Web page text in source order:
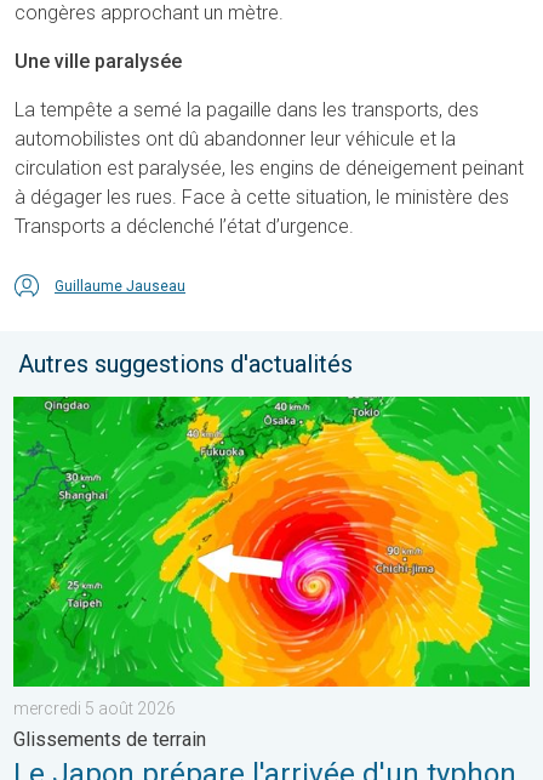
congères approchant un mètre.
Une ville paralysée
La tempête a semé la pagaille dans les transports, des
automobilistes ont dû abandonner leur véhicule et la
circulation est paralysée, les engins de déneigement peinant
à dégager les rues. Face à cette situation, le ministère des
Transports a déclenché l’état d’urgence.
Guillaume Jauseau
Autres suggestions d'actualités
Le Japon prépare l'arrivée d'un typhon. Glissements de
mercredi 5 août 2026
Glissements de terrain